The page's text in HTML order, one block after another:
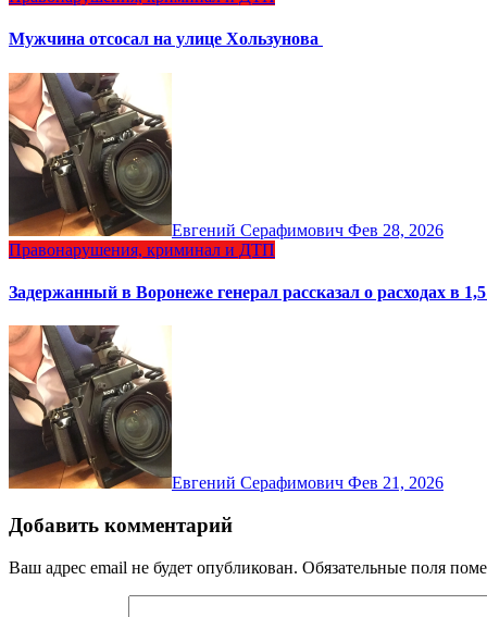
Мужчина отсосал на улице Хользунова
Евгений Серафимович Фев 28, 2026
Правонарушения, криминал и ДТП
Задержанный в Воронеже генерал рассказал о расходах в
Евгений Серафимович Фев 21, 2026
Добавить комментарий
Ваш адрес email не будет опубликован. Обязательные поля